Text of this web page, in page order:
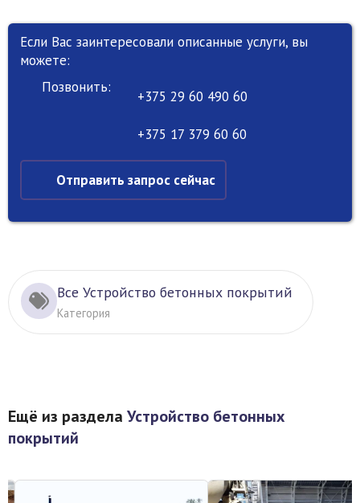
Если Вас заинтересовали описанные услуги, вы
можете:
Позвонить:
+375 29 60 490 60
+375 17 379 60 60
Отправить запрос сейчас
Все Устройство бетонных покрытий
Категория
Ещё из раздела Устройство бетонных
покрытий